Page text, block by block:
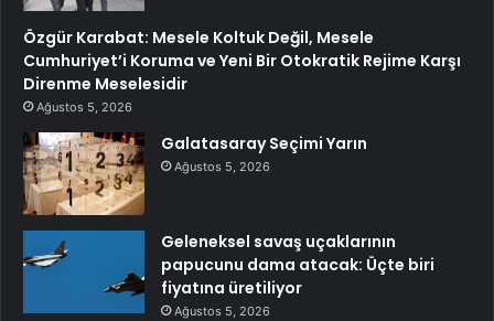
Özgür Karabat: Mesele Koltuk Değil, Mesele
Cumhuriyet’i Koruma ve Yeni Bir Otokratik Rejime Karşı
Direnme Meselesidir
Ağustos 5, 2026
Galatasaray Seçimi Yarın
Ağustos 5, 2026
Geleneksel savaş uçaklarının
papucunu dama atacak: Üçte biri
fiyatına üretiliyor
Ağustos 5, 2026